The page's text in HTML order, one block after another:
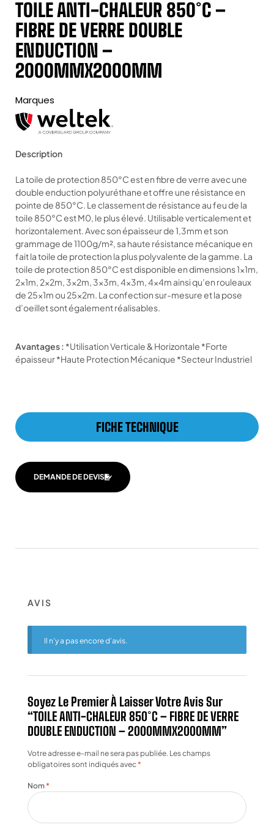
TOILE ANTI-CHALEUR 850°C –
FIBRE DE VERRE DOUBLE
ENDUCTION –
2000MMX2000MM
Marques
Description
La toile de protection 850°C est en fibre de verre avec une
double enduction polyuréthane et offre une résistance en
pointe de 850°C. Le classement de résistance au feu de la
toile 850°C est M0, le plus élevé. Utilisable verticalement et
horizontalement. Avec son épaisseur de 1,3mm et son
grammage de 1100g/m², sa haute résistance mécanique en
fait la toile de protection la plus polyvalente de la gamme. La
toile de protection 850°C est disponible en dimensions 1x1m,
2x1m, 2x2m, 3x2m, 3x3m, 4x3m, 4x4m ainsi qu’en rouleaux
de 25x1m ou 25x2m. La confection sur-mesure et la pose
d’oeillet sont également réalisables.
Avantages : *Utilisation Verticale & Horizontale *Forte
épaisseur *Haute Protection Mécanique *Secteur Industriel
FICHE TECHNIQUE
DEMANDE DE DEVIS
AVIS
Il n’y a pas encore d’avis.
Soyez Le Premier À Laisser Votre Avis Sur
“TOILE ANTI-CHALEUR 850°C – FIBRE DE VERRE
DOUBLE ENDUCTION – 2000MMX2000MM”
Votre adresse e-mail ne sera pas publiée. Les champs
obligatoires sont indiqués avec*
Nom *